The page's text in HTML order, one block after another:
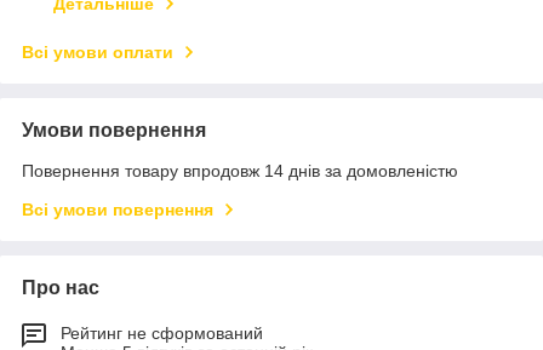
Детальніше
Всі умови оплати
Умови повернення
Повернення товару впродовж 14 днів за домовленістю
Всі умови повернення
Про нас
Рейтинг не сформований